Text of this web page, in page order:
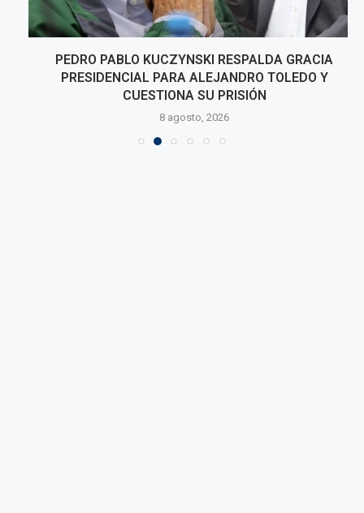
PEDRO PABLO KUCZYNSKI RESPALDA GRACIA
PRESIDENCIAL PARA ALEJANDRO TOLEDO Y
CUESTIONA SU PRISIÓN
8 agosto, 2026